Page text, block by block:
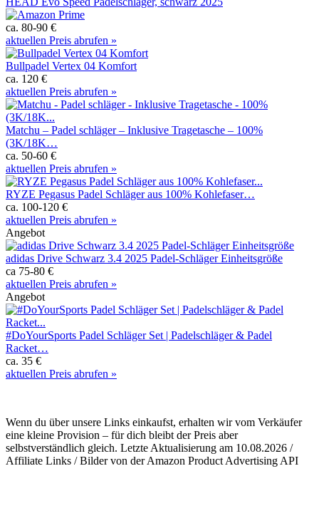
ca. 80-90 €
aktuellen Preis abrufen »
Bullpadel Vertex 04 Komfort
ca. 120 €
aktuellen Preis abrufen »
Matchu – Padel schläger – Inklusive Tragetasche – 100%
(3K/18K…
ca. 50-60 €
aktuellen Preis abrufen »
RYZE Pegasus Padel Schläger aus 100% Kohlefaser…
ca. 100-120 €
aktuellen Preis abrufen »
Angebot
adidas Drive Schwarz 3.4 2025 Padel-Schläger Einheitsgröße
ca 75-80 €
aktuellen Preis abrufen »
Angebot
#DoYourSports Padel Schläger Set | Padelschläger & Padel
Racket…
ca. 35 €
aktuellen Preis abrufen »
Wenn du über unsere Links einkaufst, erhalten wir vom Verkäufer
eine kleine Provision – für dich bleibt der Preis aber
selbstverständlich gleich. Letzte Aktualisierung am 10.08.2026 /
Affiliate Links / Bilder von der Amazon Product Advertising API